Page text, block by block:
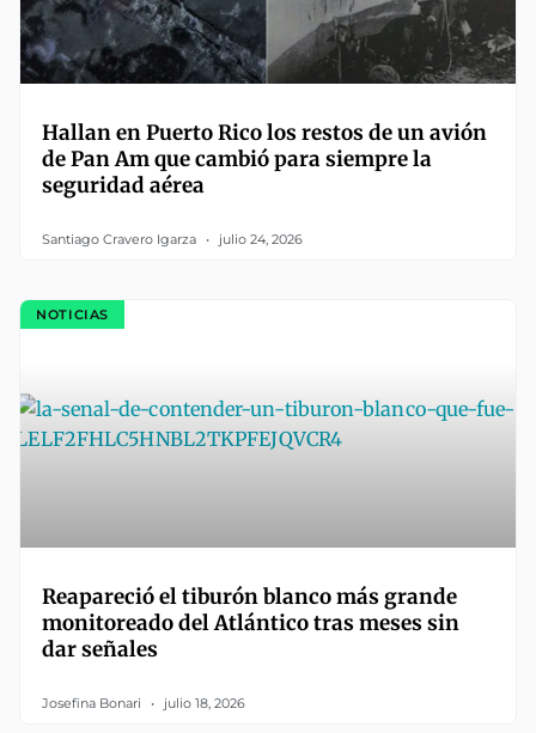
Hallan en Puerto Rico los restos de un avión
de Pan Am que cambió para siempre la
seguridad aérea
Santiago Cravero Igarza julio 24, 2026
NOTICIAS
Reapareció el tiburón blanco más grande
monitoreado del Atlántico tras meses sin
dar señales
Josefina Bonari julio 18, 2026